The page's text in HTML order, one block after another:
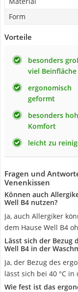
Form
Vorteile
besonders
viel Beinfläche
ergonomisch
geformt
besonders
Komfort
leicht zu
Fragen und
Venenkissen
Können auch
Well B4 nutzen?
Ja, auch Allergiker
dem Hause Well B4
Lässt sich der Bezug
Well B4 in der
Ja, der Bezug des
lässt sich bei 40 °C
Wie fest ist das